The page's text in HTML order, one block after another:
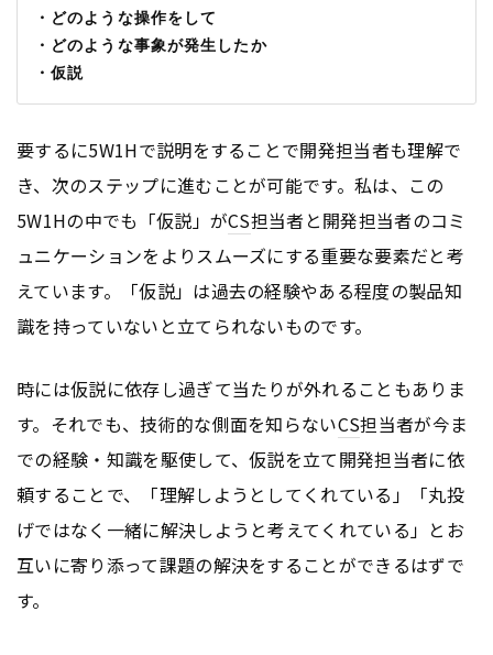
・どのような操作をして
・どのような事象が発生したか
・仮説
要するに5W1Hで説明をすることで開発担当者も理解で
き、次のステップに進むことが可能です。私は、この
5W1Hの中でも「仮説」がCS担当者と開発担当者のコミ
ュニケーションをよりスムーズにする重要な要素だと考
えています。「仮説」は過去の経験やある程度の製品知
識を持っていないと立てられないものです。
時には仮説に依存し過ぎて当たりが外れることもありま
す。それでも、技術的な側面を知らないCS担当者が今ま
での経験・知識を駆使して、仮説を立て開発担当者に依
頼することで、「理解しようとしてくれている」「丸投
げではなく一緒に解決しようと考えてくれている」とお
互いに寄り添って課題の解決をすることができるはずで
す。